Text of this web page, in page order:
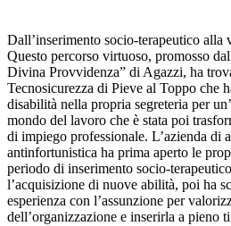
Dall’inserimento socio-terapeutico alla
Questo percorso virtuoso, promosso
Divina Provvidenza” di Agazzi, ha
Tecnosicurezza di Pieve al Toppo che
disabilità nella propria segreteria per
mondo del lavoro che è stata poi
di impiego professionale. L’azienda di
antinfortunistica ha prima aperto le
periodo di inserimento socio-
l’acquisizione di nuove abilità, poi ha
esperienza con l’assunzione per
dell’organizzazione e inserirla a pieno